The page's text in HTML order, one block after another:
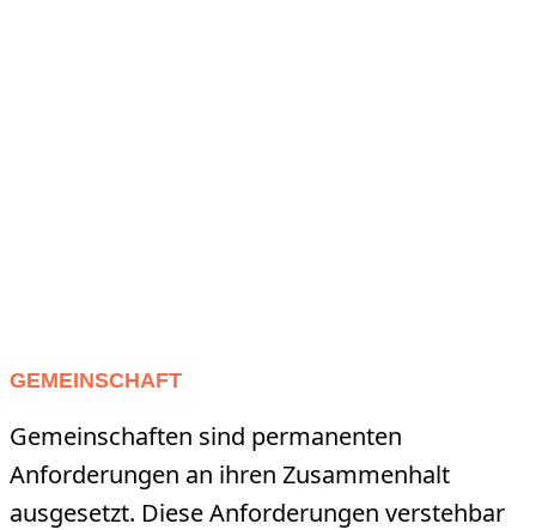
GEMEINSCHAFT
Gemeinschaften sind permanenten
Anforderungen an ihren Zusammenhalt
ausgesetzt. Diese Anforderungen verstehbar